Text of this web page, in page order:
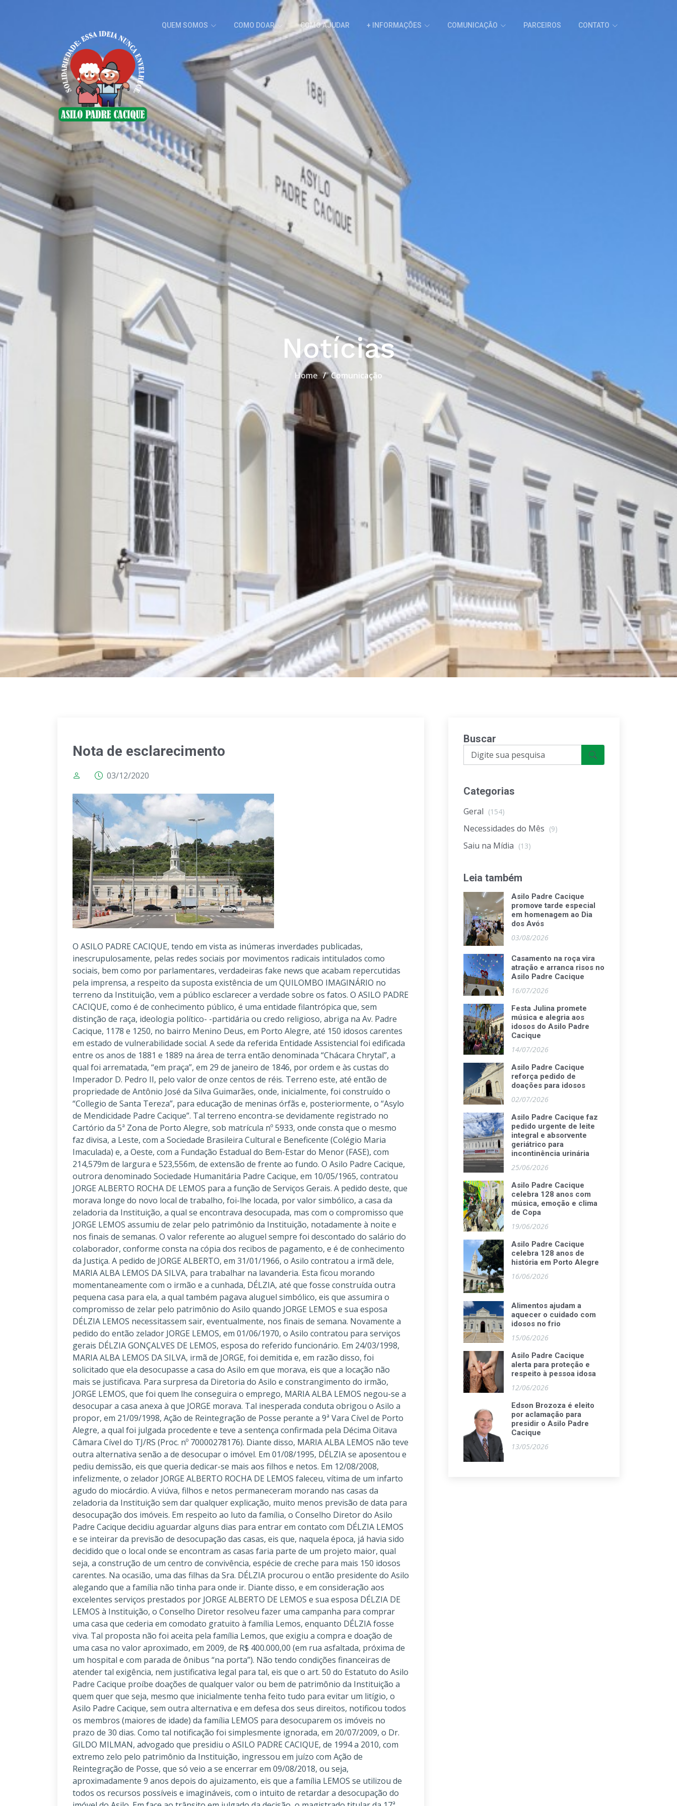
QUEM SOMOS COMO DOAR COMO AJUDAR + INFORMAÇÕES COMUNICAÇÃO PARCEIROS CONTATO
Notícias
Home Comunicação
Nota de esclarecimento
03/12/2020
O ASILO PADRE CACIQUE, tendo em vista as inúmeras inverdades publicadas, inescrupulosamente, pelas redes sociais por movimentos radicais intitulados como sociais, bem como por parlamentares, verdadeiras fake news que acabam repercutidas pela imprensa, a respeito da suposta existência de um QUILOMBO IMAGINÁRIO no terreno da Instituição, vem a público esclarecer a verdade sobre os fatos. O ASILO PADRE CACIQUE, como é de conhecimento público, é uma entidade filantrópica que, sem distinção de raça, ideologia político- -partidária ou credo religioso, abriga na Av. Padre Cacique, 1178 e 1250, no bairro Menino Deus, em Porto Alegre, até 150 idosos carentes em estado de vulnerabilidade social. A sede da referida Entidade Assistencial foi edificada entre os anos de 1881 e 1889 na área de terra então denominada “Chácara Chrytal”, a qual foi arrematada, “em praça”, em 29 de janeiro de 1846, por ordem e às custas do Imperador D. Pedro II, pelo valor de onze centos de réis. Terreno este, até então de propriedade de Antônio José da Silva Guimarães, onde, inicialmente, foi construído o “Collegio de Santa Tereza”, para educação de meninas órfãs e, posteriormente, o “Asylo de Mendicidade Padre Cacique”. Tal terreno encontra-se devidamente registrado no Cartório da 5ª Zona de Porto Alegre, sob matrícula nº 5933, onde consta que o mesmo faz divisa, a Leste, com a Sociedade Brasileira Cultural e Beneficente (Colégio Maria Imaculada) e, a Oeste, com a Fundação Estadual do Bem-Estar do Menor (FASE), com 214,579m de largura e 523,556m, de extensão de frente ao fundo. O Asilo Padre Cacique, outrora denominado Sociedade Humanitária Padre Cacique, em 10/05/1965, contratou JORGE ALBERTO ROCHA DE LEMOS para a função de Serviços Gerais. A pedido deste, que morava longe do novo local de trabalho, foi-lhe locada, por valor simbólico, a casa da zeladoria da Instituição, a qual se encontrava desocupada, mas com o compromisso que JORGE LEMOS assumiu de zelar pelo patrimônio da Instituição, notadamente à noite e nos finais de semanas. O valor referente ao aluguel sempre foi descontado do salário do colaborador, conforme consta na cópia dos recibos de pagamento, e é de conhecimento da Justiça. A pedido de JORGE ALBERTO, em 31/01/1966, o Asilo contratou a irmã dele, MARIA ALBA LEMOS DA SILVA, para trabalhar na lavanderia. Esta ficou morando momentaneamente com o irmão e a cunhada, DÉLZIA, até que fosse construída outra pequena casa para ela, a qual também pagava aluguel simbólico, eis que assumira o compromisso de zelar pelo patrimônio do Asilo quando JORGE LEMOS e sua esposa DÉLZIA LEMOS necessitassem sair, eventualmente, nos finais de semana. Novamente a pedido do então zelador JORGE LEMOS, em 01/06/1970, o Asilo contratou para serviços gerais DÉLZIA GONÇALVES DE LEMOS, esposa do referido funcionário. Em 24/03/1998, MARIA ALBA LEMOS DA SILVA, irmã de JORGE, foi demitida e, em razão disso, foi solicitado que ela desocupasse a casa do Asilo em que morava, eis que a locação não mais se justificava. Para surpresa da Diretoria do Asilo e constrangimento do irmão, JORGE LEMOS, que foi quem lhe conseguira o emprego, MARIA ALBA LEMOS negou-se a desocupar a casa anexa à que JORGE morava. Tal inesperada conduta obrigou o Asilo a propor, em 21/09/1998, Ação de Reintegração de Posse perante a 9ª Vara Cível de Porto Alegre, a qual foi julgada procedente e teve a sentença confirmada pela Décima Oitava Câmara Cível do TJ/RS (Proc. nº 70000278176). Diante disso, MARIA ALBA LEMOS não teve outra alternativa senão a de desocupar o imóvel. Em 01/08/1995, DÉLZIA se aposentou e pediu demissão, eis que queria dedicar-se mais aos filhos e netos. Em 12/08/2008, infelizmente, o zelador JORGE ALBERTO ROCHA DE LEMOS faleceu, vítima de um infarto agudo do miocárdio. A viúva, filhos e netos permaneceram morando nas casas da zeladoria da Instituição sem dar qualquer explicação, muito menos previsão de data para desocupação dos imóveis. Em respeito ao luto da família, o Conselho Diretor do Asilo Padre Cacique decidiu aguardar alguns dias para entrar em contato com DÉLZIA LEMOS e se inteirar da previsão de desocupação das casas, eis que, naquela época, já havia sido decidido que o local onde se encontram as casas faria parte de um projeto maior, qual seja, a construção de um centro de convivência, espécie de creche para mais 150 idosos carentes. Na ocasião, uma das filhas da Sra. DÉLZIA procurou o então presidente do Asilo alegando que a família não tinha para onde ir. Diante disso, e em consideração aos excelentes serviços prestados por JORGE ALBERTO DE LEMOS e sua esposa DÉLZIA DE LEMOS à Instituição, o Conselho Diretor resolveu fazer uma campanha para comprar uma casa que cederia em comodato gratuito à família Lemos, enquanto DÉLZIA fosse viva. Tal proposta não foi aceita pela família Lemos, que exigiu a compra e doação de uma casa no valor aproximado, em 2009, de R$ 400.000,00 (em rua asfaltada, próxima de um hospital e com parada de ônibus “na porta”). Não tendo condições financeiras de atender tal exigência, nem justificativa legal para tal, eis que o art. 50 do Estatuto do Asilo Padre Cacique proíbe doações de qualquer valor ou bem de patrimônio da Instituição a quem quer que seja, mesmo que inicialmente tenha feito tudo para evitar um litígio, o Asilo Padre Cacique, sem outra alternativa e em defesa dos seus direitos, notificou todos os membros (maiores de idade) da família LEMOS para desocuparem os imóveis no prazo de 30 dias. Como tal notificação foi simplesmente ignorada, em 20/07/2009, o Dr. GILDO MILMAN, advogado que presidiu o ASILO PADRE CACIQUE, de 1994 a 2010, com extremo zelo pelo patrimônio da Instituição, ingressou em juízo com Ação de Reintegração de Posse, que só veio a se encerrar em 09/08/2018, ou seja, aproximadamente 9 anos depois do ajuizamento, eis que a família LEMOS se utilizou de todos os recursos possíveis e imagináveis, com o intuito de retardar a desocupação do imóvel do Asilo. Em face ao trânsito em julgado da decisão, o magistrado titular da 17ª Vara Cível do Foro Central de Porto Alegre determinou a expedição do mandado de reintegração de posse. Ocorre que os integrantes da família Lemos, tendo tomado conhecimento de que teria ocorrido o trânsito em julgado da Ação de Reintegração de Posse em 09/08/2018, liderados pelo ativista e neto do Sr. JORGE ALBERTO DE LEMOS, SANDRO LEMOS, induzidos e auxiliados pelos ativistas Onir de Araújo, Roberta Vieira, Suellen Martins Pacheco, Sérgio Félix e pela Socióloga Laura Zacher, em 20/08/2018, apenas 11 dias após ao referido trânsito em julgado, realizaram uma reunião e lavraram uma ata na qual passaram a se autodeclarar quilombolas e, de imediato, requereram ao INCRA e à Fundação Palmares fosse expedida certidão de autodefinição como remanescentes de quilombo, tudo com fundamento no § 1º do art. 2º do Decreto nº 4.887/2003, Decreto esse promulgado pelo então Presidente Luiz Inácio Lula da Silva, no primeiro ano de seu mandato. Autodefinição essa que terá seu conteúdo ideológico apreciado oportunamente pela Justiça Federal Criminal, eis que feita perante Instituições federais. Após isso, com orientação e apoio de líderes ativistas dos mais diversos “movimentos sociais” e parlamentares de esquerda radical, passaram a divulgar fantasiosamente em redes sociais que as casas da zeladoria existentes em uma área de 25,44m de largura por uma extensão de 52,30m de profundidade, encravada no terreno maior do Asilo Padre Cacique (onde os patriarcas da família Lemos moraram por longo tempo em razão da relação de trabalho que mantinham com a Instituição filantrópica), pasme, seria a sede do “Quilombo da Família Lemos”. Diante da pressão feita por uma centena de ativistas que compareceram no local atendendo chamado do também ativista SANDRO LEMOS, único membro da família Lemos que dormia no local às 9h da manhã, quando da primeira tentativa de cumprimento do mandado de reintegração de posse, e que, usando verdadeiras técnicas de guerrilha, se entrincheiraram, cavando valetas, colocando pneus velhos, taquaras com pontas agudas direcionadas para cima e arames farpados, para impedirem o ingresso do Oficial de Justiça e dos Policiais Militares que davam proteção ao mesmo. Embora o signatário desta nota praticamente tenha implorado ao servidor que cumprisse a ordem judicial aguardada a quase uma década, o Oficial de Justiça, Ciro Silva de Oliveira, temeroso, desistiu de cumprir o Mandado de Reintegração de posse. Diante de todas essas fantasias ideológicas, o magistrado titular da 17ª Vara Cível do Foro Central de Porto Alegre, Dr. Walter José Girotto, induzido em erro pelos ativistas, embora sua decisão já houvesse transitado em julgado, surpreendentemente, declinou da competência e determinou a remessa dos autos à Justiça Federal. Se tudo isso não bastasse, os ativistas também induziram os membros da Defensoria Pública, como verdadeiros inocentes úteis, a propor uma temerária Ação Rescisória com Pedido de Tutela Provisória de Urgência, ora aguardando julgamento perante o 10º Grupo Cível do TJ/RS. Tal tutela antecipada foi negada pelo insigne experiente Desembargador-Relator VOLTAIRE DE LIMA MORAES, hoje Presidente do TJ e, posteriormente, o Douto Procurador de Justiça ALTAIR FRANCISCO ARROQUE lançou parecer no sentido de que a ação não deva ser provida. Oportuno, ainda referir, que a Família Lemos, reiteradamente, abusa da litigância de má-fé, impunemente, eis que age ao abrigo do manto da Assistência Judiciária Gratuita. Embora todos os sofrimentos e prejuízos que a família Lemos vem sistematicamente impondo aos administradores voluntários do Asilo Padre Cacique, como refere o ditado popular: “a Justiça tarda mas não falha”. No dia 12 de novembro de 2020, a Doutora VÂNIA HACK DE ALMEIDA, insigne Desembargadora Federal integrante do TRF4, experiente jurista, atenta como uma “águia” e, absolutamente independente, reestabeleceu a verdade real dos fatos e garantiu a aplicação do Direito do Asilo Padre Cacique. Em sua deci
Buscar
Categorias
Geral (154)
Necessidades do Mês (9)
Saiu na Mídia (13)
Leia também
Asilo Padre Cacique
promove tarde especial
em homenagem ao Dia
dos Avós
03/08/2026
Casamento na roça vira
atração e arranca risos no
Asilo Padre Cacique
16/07/2026
Festa Julina promete
música e alegria aos
idosos do Asilo Padre
Cacique
14/07/2026
Asilo Padre Cacique
reforça pedido de
doações para idosos
02/07/2026
Asilo Padre Cacique faz
pedido urgente de leite
integral e absorvente
geriátrico para
incontinência urinária
25/06/2026
Asilo Padre Cacique
celebra 128 anos com
música, emoção e clima
de Copa
19/06/2026
Asilo Padre Cacique
celebra 128 anos de
história em Porto Alegre
16/06/2026
Alimentos ajudam a
aquecer o cuidado com
idosos no frio
15/06/2026
Asilo Padre Cacique
alerta para proteção e
respeito à pessoa idosa
12/06/2026
Edson Brozoza é eleito
por aclamação para
presidir o Asilo Padre
Cacique
13/05/2026